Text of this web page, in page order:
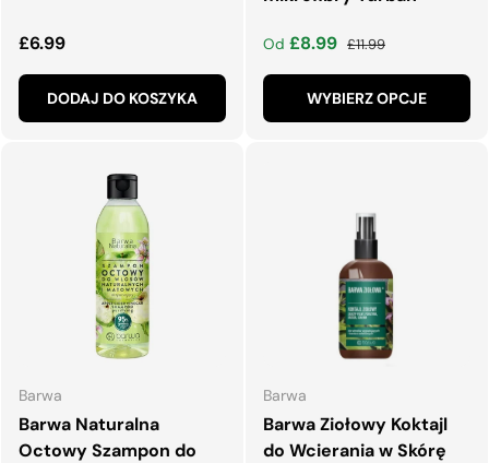
Normalna cena
£6.99
DODAJ DO KOSZYKA
Cena wyprzedaży
Od £8.99 Normalna cena
£11.99
WYBIERZ OPCJE
Barwa
Barwa Naturalna
Octowy Szampon do
Barwa
Barwa Ziołowy Koktajl
do Wcierania w Skórę